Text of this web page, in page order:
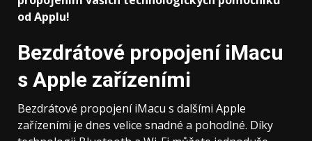
od Applu!
Bezdrátové propojení iMacu
s Apple zařízeními
Bezdrátové propojení iMacu s dalšími Apple
zařízeními je dnes velice snadné a pohodlné. Díky